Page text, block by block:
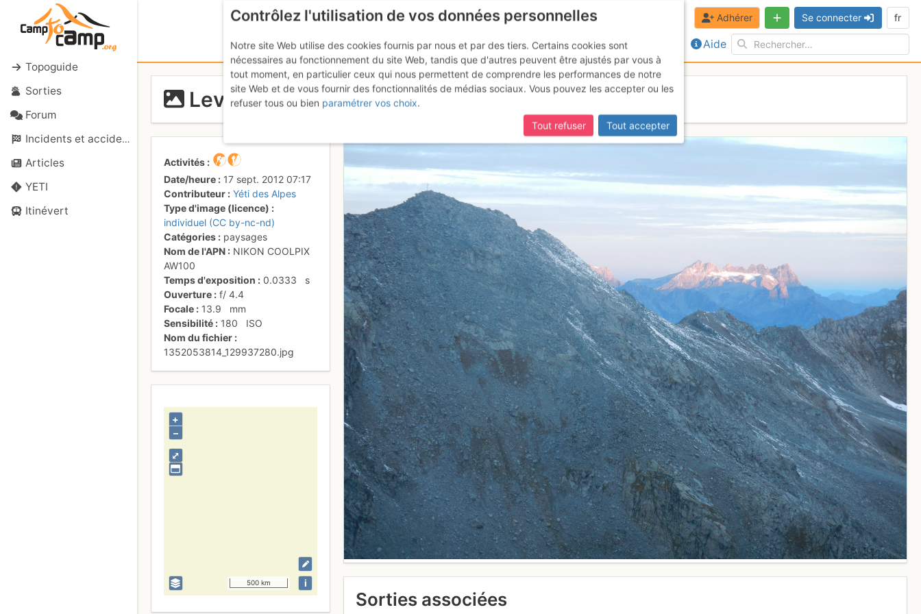
Topoguide
Sorties
Forum
Incidents et accidents
Articles
YETI
Itinévert
Aide
Adhérer Se connecter fr
Lever de soleil sur les Dent du Midi
Activités
Date/heure
17 sept. 2012 07:17
Contributeur
Yéti des Alpes
Type d'image (licence)
individuel (CC by-nc-nd)
Catégories
paysages
Nom de l'APN
NIKON COOLPIX
AW100
Temps d'exposition
0.0333
s
Ouverture
f/4.4
Focale
13.9
mm
Sensibilité
180
ISO
Nom du fichier
1352053814_129937280.jpg
⤢
+
–
500 km i
Sorties associées
Contrôlez l'utilisation de vos données personnelles
Notre site Web utilise des cookies fournis par nous et par des tiers. Certains cookies sont
nécessaires au fonctionnement du site Web, tandis que d'autres peuvent être ajustés par vous à
tout moment, en particulier ceux qui nous permettent de comprendre les performances de notre
site Web et de vous fournir des fonctionnalités de médias sociaux. Vous pouvez les accepter ou les
refuser tous ou bien paramétrer vos choix.
Tout refuser
Tout accepter